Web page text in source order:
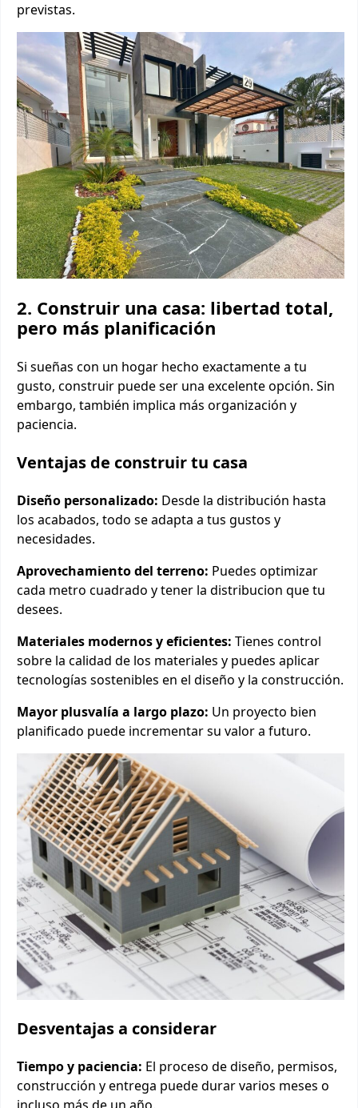
previstas.
2. Construir una casa: libertad total,
pero más planificación
Si sueñas con un hogar hecho exactamente a tu
gusto, construir puede ser una excelente opción. Sin
embargo, también implica más organización y
paciencia.
Ventajas de construir tu casa
Diseño personalizado: Desde la distribución hasta
los acabados, todo se adapta a tus gustos y
necesidades.
Aprovechamiento del terreno: Puedes optimizar
cada metro cuadrado y tener la distribucion que tu
desees.
Materiales modernos y eficientes: Tienes control
sobre la calidad de los materiales y puedes aplicar
tecnologías sostenibles en el diseño y la construcción.
Mayor plusvalía a largo plazo: Un proyecto bien
planificado puede incrementar su valor a futuro.
Desventajas a considerar
Tiempo y paciencia: El proceso de diseño, permisos,
construcción y entrega puede durar varios meses o